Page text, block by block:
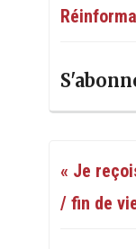
« Je
/ fin de